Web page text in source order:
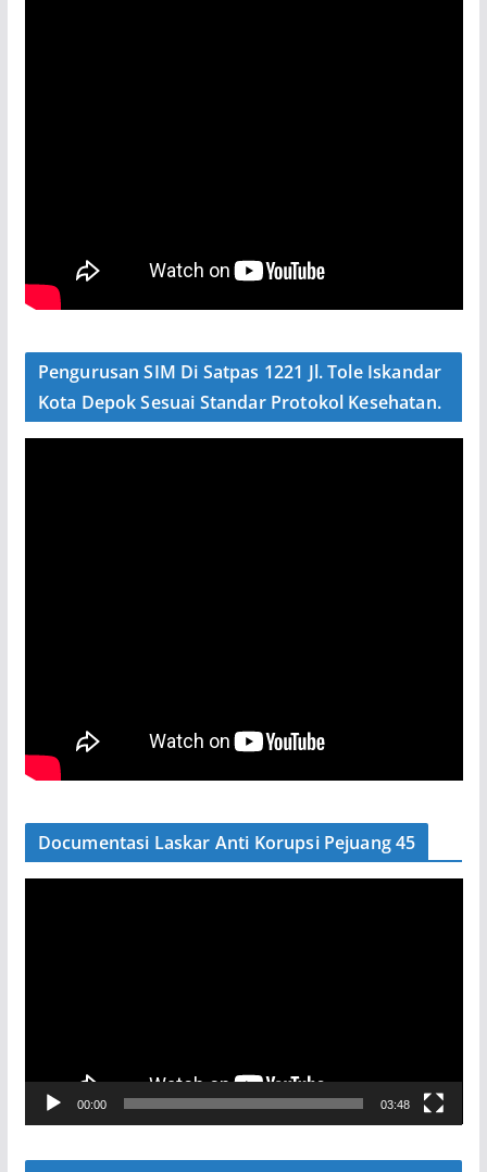
Pengurusan SIM Di Satpas 1221 Jl. Tole Iskandar
Kota Depok Sesuai Standar Protokol Kesehatan.
Documentasi Laskar Anti Korupsi Pejuang 45
V
e
00:00 03:48